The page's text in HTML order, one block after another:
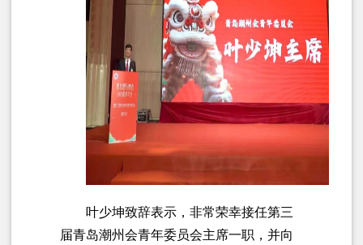
叶少坤致辞表示，非常荣幸接任第三
届青岛潮州会青年委员会主席一职，并向